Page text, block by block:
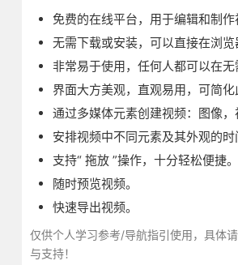
免费的在线平台，用于编辑和制作
无需下载或安装，可以直接在浏览
非常易于使用，任何人都可以在
界面大方美观，直观易用，可简化
通过多媒体元素创建视频：图像，
安排视频中不同元素及其外观的时
支持“ 拖放 ”操作，十分轻松便捷。
随时预览视频。
快速导出视频。
仅供个人学习参考/导航指引使用，具体
与支持！